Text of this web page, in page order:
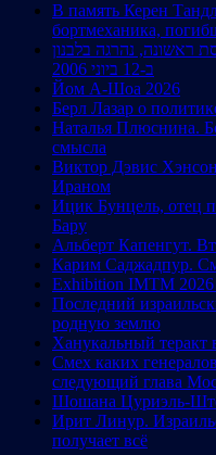
В память Керен
бортмеханика,
ראשונה, נהרגה בלבנון
ב-12 ביוני 2006
Йом А-Шоа 2026
Берл Лазар о
Наталья Плюснина.
смысла
Виктор Дэвис
Ираном
Ицик Бунцель, отец
Бару
Альберт Капенгут.
Карим Саджадпур.
Exhibition IMTM
Последний
родную землю
Ханукальный теракт
Смех каких
следующий глава
Шошана Цуриэль-
Ирит Линур.
получает всё